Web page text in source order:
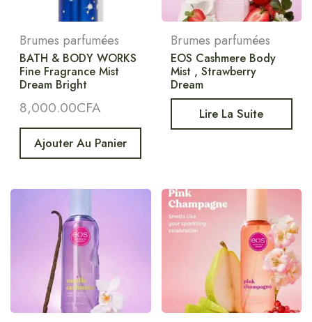
Brumes parfumées
BATH & BODY WORKS
Fine Fragrance Mist
Dream Bright
8,000.00CFA
Ajouter Au Panier
Brumes parfumées
EOS Cashmere Body
Mist , Strawberry
Dream
Lire La Suite